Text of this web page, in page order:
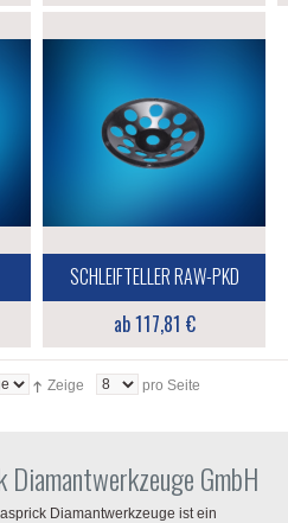
SCHLEIFTELLER RAW-PKD
ab 117,81 €
Zeige pro Seite
Diamantwerkzeuge GmbH
Diamantwerkzeuge ist ein